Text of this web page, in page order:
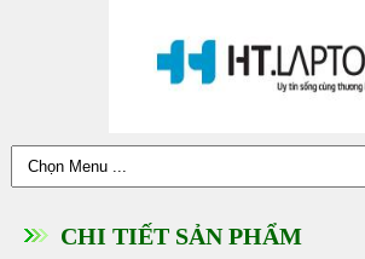
CHI TIẾT SẢN PHẨM